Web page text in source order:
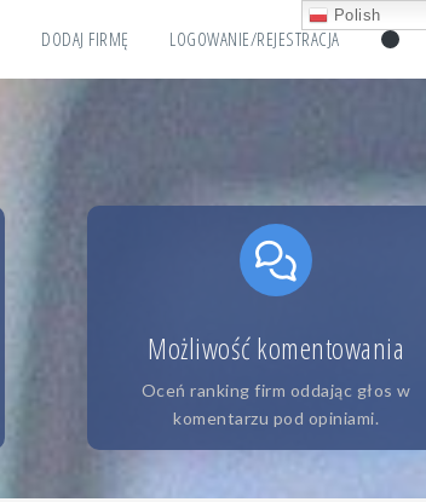
DODAJ FIRMĘ LOGOWANIE/REJESTRACJA
Możliwość komentowania
Oceń ranking firm oddając głos w
komentarzu pod opiniami.
Polish